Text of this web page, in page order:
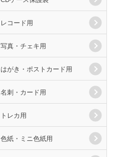
レコード用
写真・チェキ用
はがき・ポストカード用
名刺・カード用
トレカ用
色紙・ミニ色紙用